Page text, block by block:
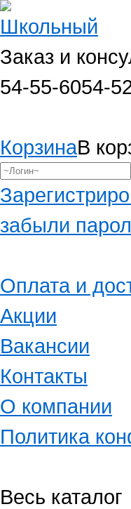
Заказ и
54-55-6054-
КорзинаВ
забыли
Оплата и
Акции
Вакансии
Контакты
О компании
Политика
Весь каталог